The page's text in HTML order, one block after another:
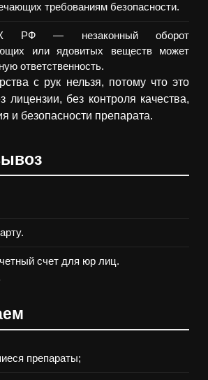
требованиям безопасности.
РФ — незаконный оборот
или ядовитых веществ может
ответственность.
с рук нельзя, потому что это
лицензии, без контроля качества,
и безопасности препарата.
счет для юр лиц.
препараты;